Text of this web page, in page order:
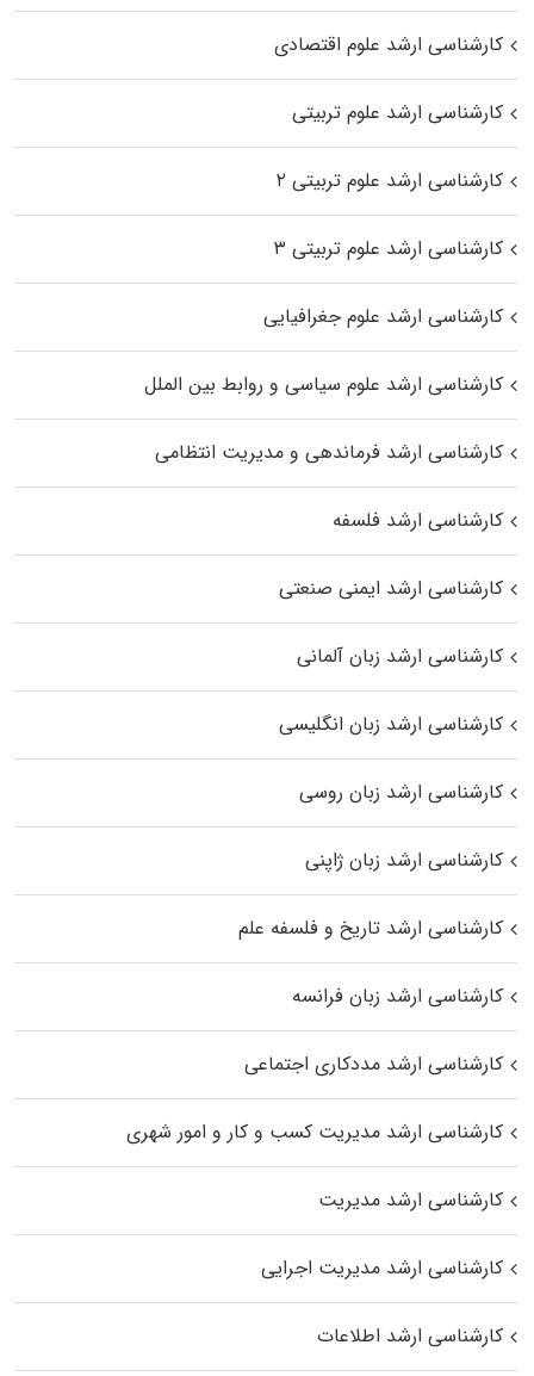
کارشناسی ارشد علوم اقتصادی
کارشناسی ارشد علوم تربیتی
کارشناسی ارشد علوم تربیتی ۲
کارشناسی ارشد علوم تربیتی ۳
کارشناسی ارشد علوم جغرافیایی
کارشناسی ارشد علوم سیاسی و روابط بین الملل
کارشناسی ارشد فرماندهی و مدیریت انتظامی
کارشناسی ارشد فلسفه
کارشناسی ارشد ایمنی صنعتی
کارشناسی ارشد زبان آلمانی
کارشناسی ارشد زبان انگلیسی
کارشناسی ارشد زبان روسی
کارشناسی ارشد زبان ژاپنی
کارشناسی ارشد تاریخ و فلسفه علم
کارشناسی ارشد زبان فرانسه
کارشناسی ارشد مددکاری اجتماعی
کارشناسی ارشد مدیریت کسب و کار و امور شهری
کارشناسی ارشد مدیریت
کارشناسی ارشد مدیریت اجرایی
کارشناسی ارشد اطلاعات